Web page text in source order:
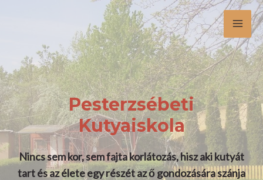
Pesterzsébeti
Kutyaiskola
Nincs sem kor, sem fajta korlátozás, hisz aki kutyát
tart és az élete egy részét az ő gondozására szánja